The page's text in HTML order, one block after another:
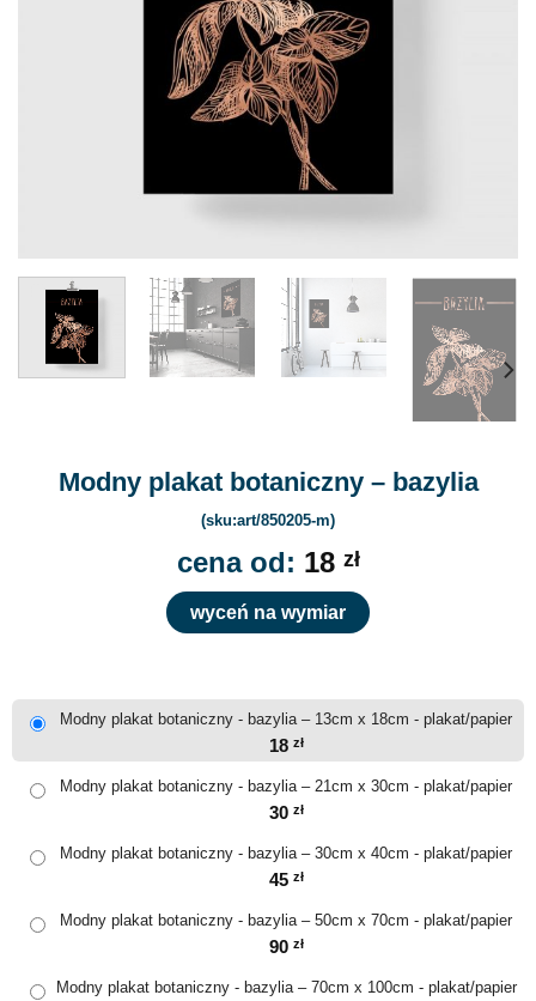
Modny plakat botaniczny – bazylia
(sku:art/850205-m)
cena od: 18 zł
wyceń na wymiar
Modny plakat botaniczny - bazylia – 13cm x 18cm - plakat/papier
18 zł
Modny plakat botaniczny - bazylia – 21cm x 30cm - plakat/papier
30 zł
Modny plakat botaniczny - bazylia – 30cm x 40cm - plakat/papier
45 zł
Modny plakat botaniczny - bazylia – 50cm x 70cm - plakat/papier
90 zł
Modny plakat botaniczny - bazylia – 70cm x 100cm - plakat/papier